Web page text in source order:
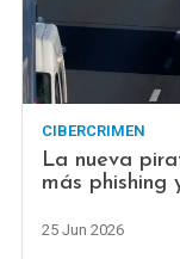
CIBERCRIMEN
La nueva
más phishing
25 Jun 2026